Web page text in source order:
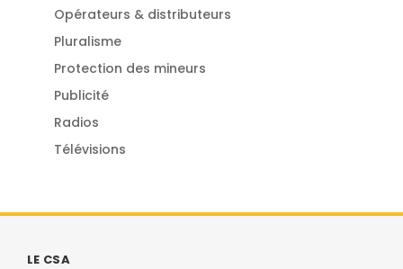
Opérateurs & distributeurs
Pluralisme
Protection des mineurs
Publicité
Radios
Télévisions
LE CSA